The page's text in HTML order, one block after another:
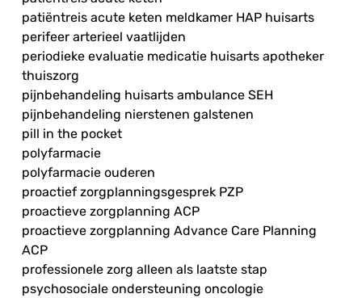
patiëntreis acute keten meldkamer HAP huisarts
perifeer arterieel vaatlijden
periodieke evaluatie medicatie huisarts apotheker
thuiszorg
pijnbehandeling huisarts ambulance SEH
pijnbehandeling nierstenen galstenen
pill in the pocket
polyfarmacie
polyfarmacie ouderen
proactief zorgplanningsgesprek PZP
proactieve zorgplanning ACP
proactieve zorgplanning Advance Care Planning
ACP
professionele zorg alleen als laatste stap
psychosociale ondersteuning oncologie